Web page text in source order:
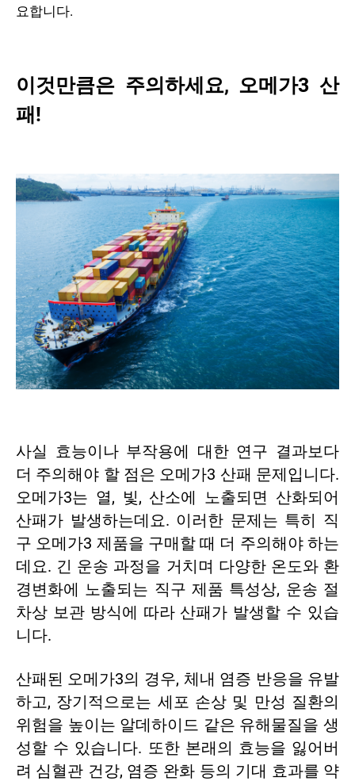
요합니다.
이것만큼은 주의하세요, 오메가3 산
패!
사실 효능이나 부작용에 대한 연구 결과보다
더 주의해야 할 점은 오메가3 산패 문제입니다.
오메가3는 열, 빛, 산소에 노출되면 산화되어
산패가 발생하는데요. 이러한 문제는 특히 직
구 오메가3 제품을 구매할 때 더 주의해야 하는
데요. 긴 운송 과정을 거치며 다양한 온도와 환
경변화에 노출되는 직구 제품 특성상, 운송 절
차상 보관 방식에 따라 산패가 발생할 수 있습
니다.
산패된 오메가3의 경우, 체내 염증 반응을 유발
하고, 장기적으로는 세포 손상 및 만성 질환의
위험을 높이는 알데하이드 같은 유해물질을 생
성할 수 있습니다. 또한 본래의 효능을 잃어버
려 심혈관 건강, 염증 완화 등의 기대 효과를 약